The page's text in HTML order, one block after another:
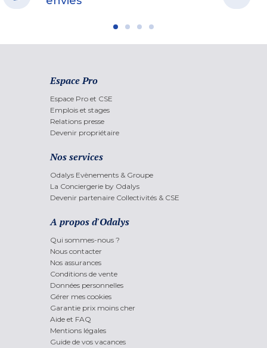
Espace Pro
Espace Pro et CSE
Emplois et stages
Relations presse
Devenir propriétaire
Nos services
Odalys Evènements & Groupe
La Conciergerie by Odalys
Devenir partenaire Collectivités & CSE
A propos d'Odalys
Qui sommes-nous ?
Nous contacter
Nos assurances
Conditions de vente
Données personnelles
Gérer mes cookies
Garantie prix moins cher
Aide et FAQ
Mentions légales
Guide de vos vacances